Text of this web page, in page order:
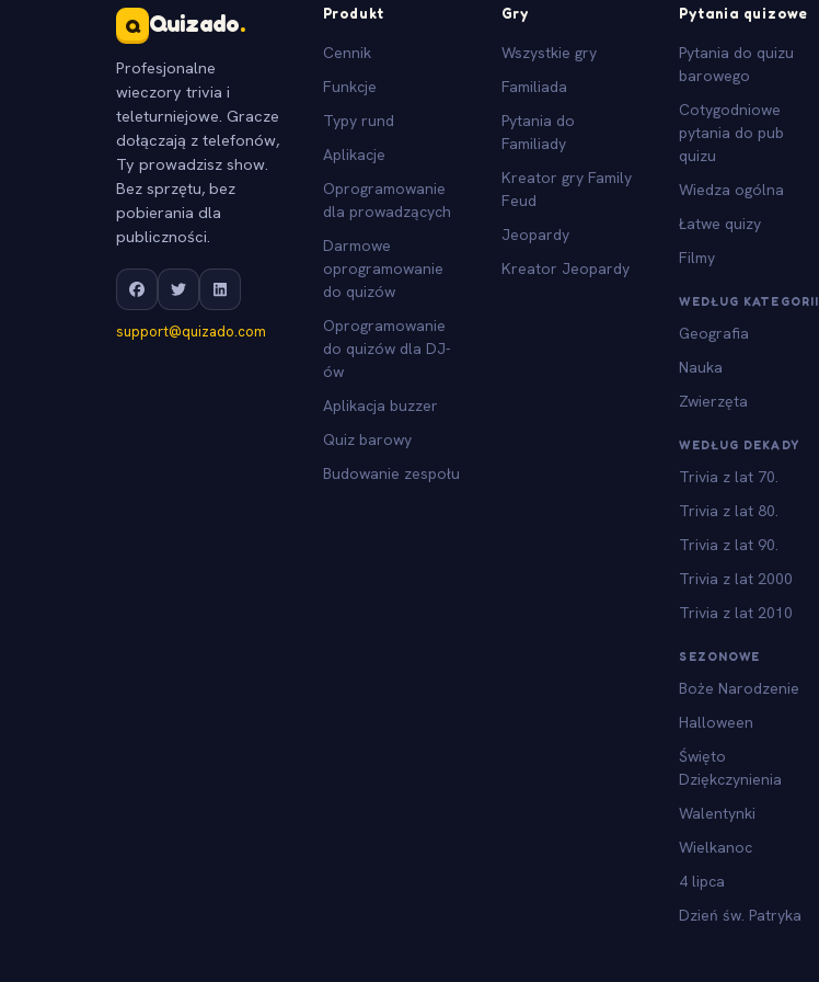
Q Quizado.
Profesjonalne
wieczory trivia i
teleturniejowe. Gracze
dołączają z telefonów,
Ty prowadzisz show.
Bez sprzętu, bez
pobierania dla
publiczności.
support@quizado.com
Produkt
Cennik
Funkcje
Typy rund
Aplikacje
Oprogramowanie
dla prowadzących
Darmowe
oprogramowanie
do quizów
Oprogramowanie
do quizów dla DJ-
ów
Aplikacja buzzer
Quiz barowy
Budowanie zespołu
Gry
Wszystkie gry
Familiada
Pytania do
Familiady
Kreator gry Family
Feud
Jeopardy
Kreator Jeopardy
Pytania quizowe
Pytania do quizu
barowego
Cotygodniowe
pytania do pub
quizu
Wiedza ogólna
Łatwe quizy
Filmy
WEDŁUG KATEGORII
Geografia
Nauka
Zwierzęta
WEDŁUG DEKADY
Trivia z lat 70.
Trivia z lat 80.
Trivia z lat 90.
Trivia z lat 2000
Trivia z lat 2010
SEZONOWE
Boże Narodzenie
Halloween
Święto
Dziękczynienia
Walentynki
Wielkanoc
4 lipca
Dzień św. Patryka